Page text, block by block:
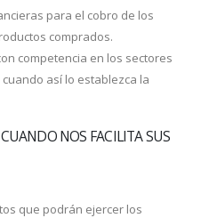
para el cobro de los
comprados.
competencia en los sectores
cuando así lo establezca la
NOS FACILITA SUS
que podrán ejercer los